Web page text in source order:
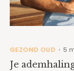
GEZOND OUD • 5
Je